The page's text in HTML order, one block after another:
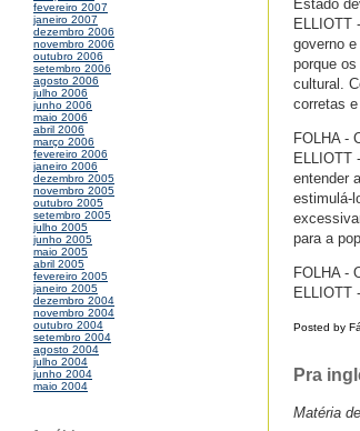
fevereiro 2007
janeiro 2007
dezembro 2006
novembro 2006
outubro 2006
setembro 2006
agosto 2006
julho 2006
junho 2006
maio 2006
abril 2006
março 2006
fevereiro 2006
janeiro 2006
dezembro 2005
novembro 2005
outubro 2005
setembro 2005
julho 2005
junho 2005
maio 2005
abril 2005
fevereiro 2005
janeiro 2005
dezembro 2004
novembro 2004
outubro 2004
setembro 2004
agosto 2004
julho 2004
junho 2004
maio 2004
Estado
ELLIOTT
governo
porque
cultural.
corretas
FOLHA -
ELLIOTT
entender
estimulá-
para a
FOLHA -
ELLIOTT
Posted by
Pra
Matéria